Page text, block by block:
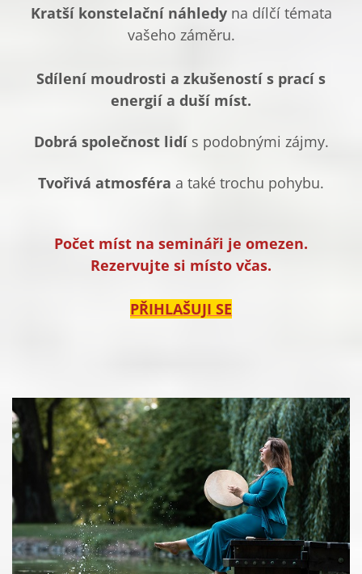
Kratší konstelační náhledyna dílčí témata
vašeho záměru.
Sdílení moudrosti a zkušeností s prací s
energií a duší míst.
Dobrá společnost lidís podobnými zájmy.
Tvořivá atmosféra a také trochu pohybu.
Počet míst na semináři je omezen.
Rezervujte si místo včas.
PŘIHLAŠUJI SE